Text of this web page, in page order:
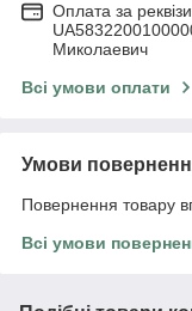
Оплата за
Миколаевич
Всі умови оплати
Умови
Повернення товару
Всі умови